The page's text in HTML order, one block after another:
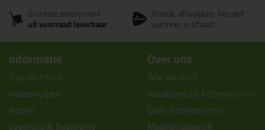
Grootste assortiment
uit voorraad leverbaar
PostNL afhaalpunt: kies zelf
wanneer je afhaalt
Informatie
Tips en tricks
Keuzehulpen
Acties
Over ons
Wie wij zijn?
Vacatures bij kitcentrum.nl
Over Kitcentrum.nl